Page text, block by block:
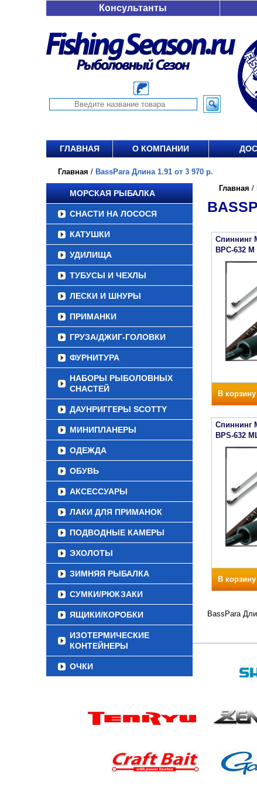
Консультанты
ГЛАВНАЯ О КОМПАНИИ
Главная / BassPara Длина 1.91 от 3 970 р.
МОРСКАЯ РЫБАЛКА
СНАСТИ НА ЛОСОСЯ
КАТУШКИ
УДИЛИЩА
ТУБУСЫ И ЧЕХЛЫ
ЛЕСКИ И ШНУРЫ
ПРИМАНКИ
ГРУЗА/ДЖИГ-ГОЛОВКИ
ФУРНИТУРА
НАБОРЫ РЫБОЛОВНЫХ
СНАСТЕЙ
ДАУНРИГГЕРЫ SCOTTY
МИНИПЛАНЕРЫ
ОДЕЖДА
ОБУВЬ
АКСЕССУАРЫ
ЛАКИ ДЛЯ ПРИМАНОК
ПОДВОДНЫЕ КАМЕРЫ
ЭХОЛОТЫ
ЗИМНЯЯ РЫБАЛКА
СУМКИ/РЮКЗАКИ
ЯЩИКИ/КОРОБКИ
ИЗОТЕРМИЧЕСКИЕ
КОНТЕЙНЕРЫ
ОЧКИ
Главная /
Спиннинг
BPC-632
В корзину
Спиннинг
BPS-632
В корзину
BassPara